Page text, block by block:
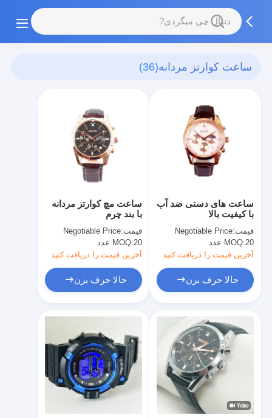
ساعت کوارتز مردانه(36)
ساعت مچ کوارتز مردانه
با بند چرم
قیمت:Negotiable Price
MOQ:20 عدد
آخرین قیمت را دریافت کنید
حالا حرف بزن
ساعت های دستی ضد آب
با کیفیت بالا
قیمت:Negotiable Price
MOQ:20 عدد
آخرین قیمت را دریافت کنید
حالا حرف بزن